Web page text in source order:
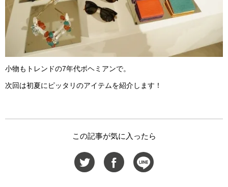
小物もトレンドの7年代ボヘミアンで。
次回は初夏にピッタリのアイテムを紹介します！
この記事が気に入ったら